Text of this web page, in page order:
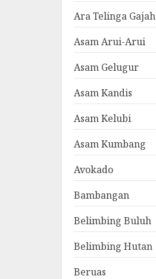
Ara Telinga Gajah
Asam Arui-Arui
Asam Gelugur
Asam Kandis
Asam Kelubi
Asam Kumbang
Avokado
Bambangan
Belimbing Buluh
Belimbing Hutan
Beruas